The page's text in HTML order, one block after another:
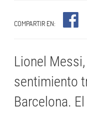
COMPARTIR EN:
Lionel
sentimiento
Barcelona.